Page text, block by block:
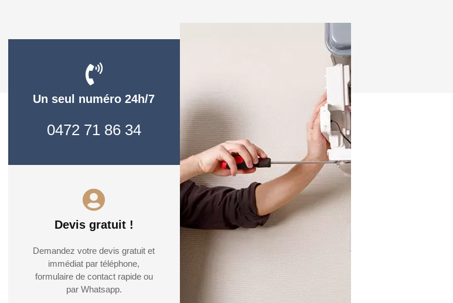
Un seul numéro 24h/7
0472 71 86 34
Devis gratuit !
Demandez votre devis gratuit et
immédiat par téléphone,
formulaire de contact rapide ou
par Whatsapp.